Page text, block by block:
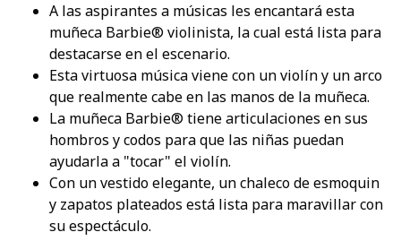
A las aspirantes a músicas les encantará esta
muñeca Barbie® violinista, la cual está lista para
destacarse en el escenario.
Esta virtuosa música viene con un violín y un arco
que realmente cabe en las manos de la muñeca.
La muñeca Barbie® tiene articulaciones en sus
hombros y codos para que las niñas puedan
ayudarla a "tocar" el violín.
Con un vestido elegante, un chaleco de esmoquin
y zapatos plateados está lista para maravillar con
su espectáculo.